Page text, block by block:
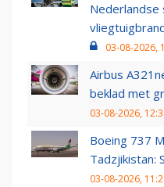
Nederlandse
03-08-2026,
Airbus
beklad met
03-08-2026,
Boeing 737
Tadzjikistan:
03-08-2026,